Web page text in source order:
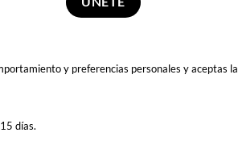
y preferencias personales y aceptas la
días.